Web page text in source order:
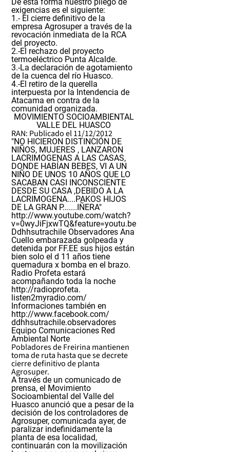
exigencias es el siguiente:
1.- El cierre definitivo de la
empresa Agrosuper a través de la
revocación inmediata de la RCA
del proyecto.
2.-El rechazo del proyecto
termoeléctrico Punta Alcalde.
3.-La declaración de agotamiento
de la cuenca del río Huasco.
4.-El retiro de la querella
interpuesta por la Intendencia de
Atacama en contra de la
comunidad organizada.
MOVIMIENTO SOCIOAMBIENTAL
VALLE DEL HUASCO
RAN: Publicado el 11/12/2012
"NO HICIERON DISTINCIÓN DE
NIÑOS, MUJERES , LANZARON
LACRIMOGENAS A LAS CASAS,
DONDE HABÍAN BEBES, VI A UN
NIÑO DE UNOS 10 AÑOS QUE LO
SACABAN CASI INCONSCIENTE
DESDE SU CASA ,DEBIDO A LA
LACRIMOGENA....PAKOS HIJOS
DE LA GRAN P.......IÑERA"
http://www.youtube.com/watch?
v=0wyJiFjxwTQ&feature=youtu.be
Ddhhsutrachile Observadores Ana
Cuello embarazada golpeada y
detenida por FF.EE sus hijos están
bien solo el d 11 años tiene
quemadura x bomba en el brazo.
Radio Profeta estará
acompañando toda la noche
http://radioprofeta.
listen2myradio.com/
Informaciones también en
http://www.facebook.com/
ddhhsutrachile.observadores
Equipo Comunicaciones Red
Ambiental Norte
Pobladores de Freirina mantienen
toma de ruta hasta que se decrete
cierre definitivo de planta
Agrosuper.
A través de un comunicado de
prensa, el Movimiento
Socioambiental del Valle del
Huasco anunció que a pesar de la
decisión de los controladores de
Agrosuper, comunicada ayer, de
paralizar indefinidamente la
planta de esa localidad,
continuarán con la movilización